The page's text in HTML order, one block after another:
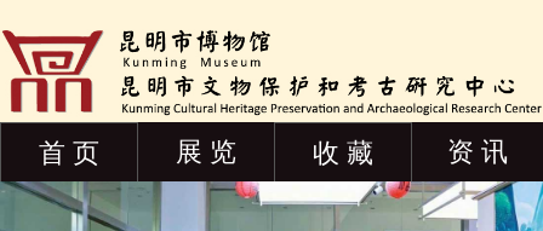
首 页 展 览 收 藏 资 讯